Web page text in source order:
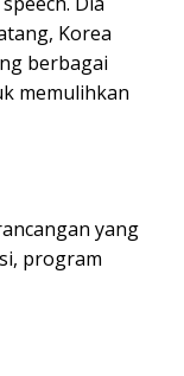
Korea
berbagai
memulihkan
yang
program